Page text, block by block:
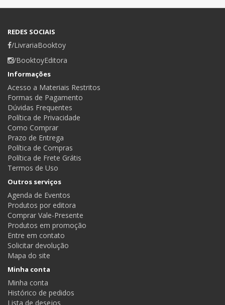
REDES SOCIAIS
/LivrariaBooktoy
/BooktoyEditora
Informações
Acesso a Materiais Restritos
Formas de Pagamento
Dúvidas Frequentes
Política de Privacidade
Como Comprar
Prazo de Entrega
Política de Compras
Política de Frete Grátis
Termos de Uso
Outros serviços
Agenda de Eventos
Produtos por editora
Comprar Vale-Presente
Produtos em promoção
Entre em contato
Solicitar devolução
Mapa do site
Minha conta
Minha conta
Histórico de pedidos
Lista de desejos